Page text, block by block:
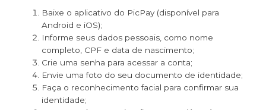
Baixe o aplicativo do PicPay (disponível para
Android e iOS);
Informe seus dados pessoais, como nome
completo, CPF e data de nascimento;
Crie uma senha para acessar a conta;
Envie uma foto do seu documento de identidade;
Faça o reconhecimento facial para confirmar sua
identidade;